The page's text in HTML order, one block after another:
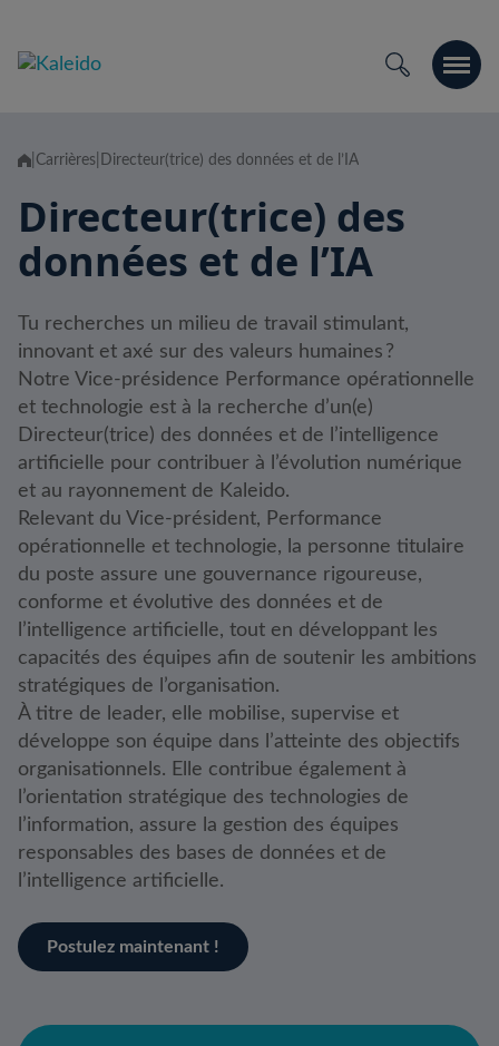
content
Carrières Directeur(trice) des données et de l’IA
Directeur(trice) des
données et de l’IA
Tu recherches un milieu de travail stimulant,
innovant et axé sur des valeurs humaines ?
Notre Vice-présidence Performance opérationnelle
et technologie est à la recherche d’un(e)
Directeur(trice) des données et de l’intelligence
artificielle pour contribuer à l’évolution numérique
et au rayonnement de Kaleido.
Relevant du Vice-président, Performance
opérationnelle et technologie, la personne titulaire
du poste assure une gouvernance rigoureuse,
conforme et évolutive des données et de
l’intelligence artificielle, tout en développant les
capacités des équipes afin de soutenir les ambitions
stratégiques de l’organisation.
À titre de leader, elle mobilise, supervise et
développe son équipe dans l’atteinte des objectifs
organisationnels. Elle contribue également à
l’orientation stratégique des technologies de
l’information, assure la gestion des équipes
responsables des bases de données et de
l’intelligence artificielle.
Postulez maintenant !